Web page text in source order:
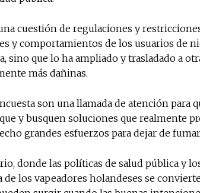
cuestión de regulaciones y
y comportamientos de los usuarios de
sino que lo ha ampliado y trasladado a
más dañinas.
son una llamada de atención para
y busquen soluciones que realmente
grandes esfuerzos para dejar de
donde las políticas de salud pública y
los vapeadores holandeses se